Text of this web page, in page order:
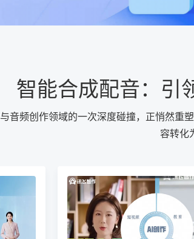
智能合成配音：引
音频创作领域的一次深度碰撞，正悄然
容转化